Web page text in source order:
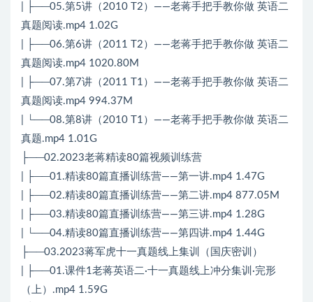
| ├──05.第5讲（2010 T2）——老蒋手把手教你做 英语二
真题阅读.mp4 1.02G
| ├──06.第6讲（2011 T2）——老蒋手把手教你做 英语二
真题阅读.mp4 1020.80M
| ├──07.第7讲（2011 T1）——老蒋手把手教你做 英语二
真题阅读.mp4 994.37M
| └──08.第8讲（2010 T1）——老蒋手把手教你做 英语二
真题.mp4 1.01G
├──02.2023老蒋精读80篇视频训练营
| ├──01.精读80篇直播训练营——第一讲.mp4 1.47G
| ├──02.精读80篇直播训练营——第二讲.mp4 877.05M
| ├──03.精读80篇直播训练营——第三讲.mp4 1.28G
| └──04.精读80篇直播训练营——第四讲.mp4 1.44G
├──03.2023蒋军虎十一真题线上集训（国庆密训）
| ├──01.课件1老蒋英语二·十一真题线上冲分集训·完形
（上）.mp4 1.59G